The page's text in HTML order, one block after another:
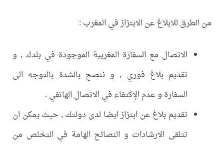
من الطرق للابلاغ عن الابتزاز في المغرب :
الاتصال مع السفارة المغربية الموجودة في بلدك , و
تقديم بلاغ فوري , و ننصح بالشدة بالتوجه الى
السفارة و عدم الإكتفاء في الاتصال الهاتفي .
تقديم بلاغ عن ابتزاز ايضا لدى دولتك , حيث يمكن ان
تتلقى الارشادات و النصائح الهامة في التخلص من